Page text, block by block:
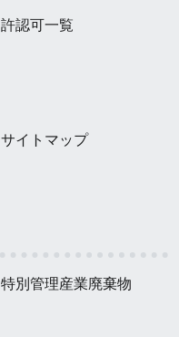
許認可一覧
サイトマップ
特別管理産業廃棄物